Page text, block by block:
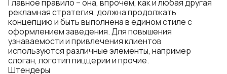
Главное правило – она, впрочем, как и любая другая
рекламная стратегия, должна продолжать
концепцию и быть выполнена в едином стиле с
оформлением заведения. Для повышения
узнаваемости и привлечения клиентов
используются различные элементы, например
слоган, логотип пиццерии и прочие.
Штендеры